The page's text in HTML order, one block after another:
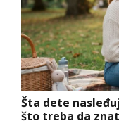
Šta dete
što treba da